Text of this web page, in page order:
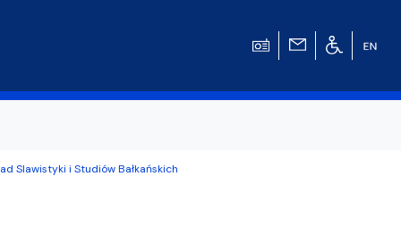
Slawistyki i Studiów Bałkańskich